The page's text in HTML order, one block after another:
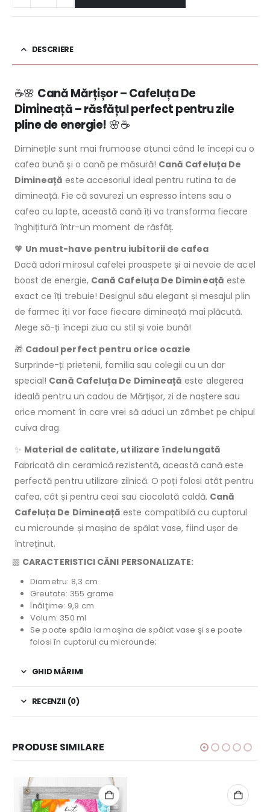
DESCRIERE
☕🌸 Cană Mărțișor – Cafeluța De
Dimineață – răsfățul perfect pentru zile
pline de energie! 🌸☕
Diminețile sunt mai frumoase atunci când le începi cu o
cafea bună și o cană pe măsură! Cană Cafeluța De
Dimineață este accesoriul ideal pentru rutina ta de
dimineață. Fie că savurezi un espresso intens sau o
cafea cu lapte, această cană îți va transforma fiecare
înghițitură într-un moment de răsfăț.
🧡 Un must-have pentru iubitorii de cafea
Dacă adori mirosul cafelei proaspete și ai nevoie de acel
boost de energie, Cană Cafeluța De Dimineață este
exact ce îți trebuie! Designul său elegant și mesajul plin
de farmec îți vor face fiecare dimineață mai plăcută.
Alege să-ți începi ziua cu stil și voie bună!
🎁 Cadoul perfect pentru orice ocazie
Surprinde-ți prietenii, familia sau colegii cu un dar
special! Cană Cafeluța De Dimineață este alegerea
ideală pentru un cadou de Mărțișor, zi de naștere sau
orice moment în care vrei să aduci un zâmbet pe chipul
cuiva drag.
✨ Material de calitate, utilizare îndelungată
Fabricată din ceramică rezistentă, această cană este
perfectă pentru utilizare zilnică. O poți folosi atât pentru
cafea, cât și pentru ceai sau ciocolată caldă. Cană
Cafeluța De Dimineață este compatibilă cu cuptorul
cu microunde și mașina de spălat vase, fiind ușor de
întreținut.
▧ CARACTERISTICI CĂNI PERSONALIZATE:
Diametru: 8,3 cm
Greutate: 355 grame
Înălţime: 9,9 cm
Volum: 350 ml
Se poate spăla la maşina de spălat vase şi se poate
folosi în cuptorul cu microunde;
GHID MĂRIMI
RECENZII (0)
PRODUSE SIMILARE